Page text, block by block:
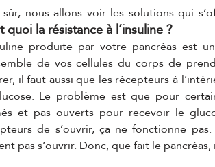
sûr, nous allons voir les solutions qui
quoi la résistance à l’insuline ?
produite par votre pancréas est
de vos cellules du corps de
il faut aussi que les récepteurs à
Le problème est que pour
et pas ouverts pour recevoir le
de s’ouvrir, ça ne fonctionne
pas s’ouvrir. Donc, que fait le